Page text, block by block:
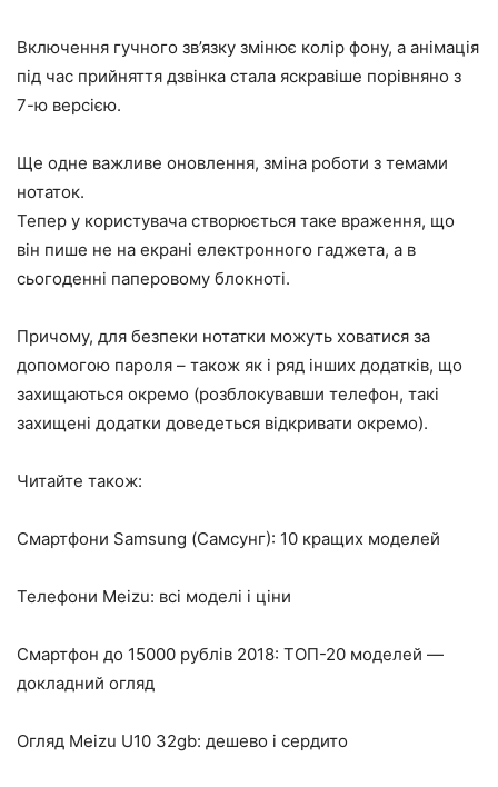
Включення гучного зв’язку змінює колір фону, а анімація
під час прийняття дзвінка стала яскравіше порівняно з
7-ю версією.
Ще одне важливе оновлення, зміна роботи з темами
нотаток.
Тепер у користувача створюється таке враження, що
він пише не на екрані електронного гаджета, а в
сьогоденні паперовому блокноті.
Причому, для безпеки нотатки можуть ховатися за
допомогою пароля – також як і ряд інших додатків, що
захищаються окремо (розблокувавши телефон, такі
захищені додатки доведеться відкривати окремо).
Читайте також:
Смартфони Samsung (Самсунг): 10 кращих моделей
Телефони Meizu: всі моделі і ціни
Смартфон до 15000 рублів 2018: ТОП-20 моделей —
докладний огляд
Огляд Meizu U10 32gb: дешево і сердито